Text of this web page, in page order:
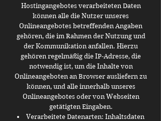
Hostingangebotes verarbeiteten Daten
können alle die Nutzer unseres
Onlineangebotes betreffenden Angaben
gehören, die im Rahmen der Nutzung und
der Kommunikation anfallen. Hierzu
gehören regelmäßig die IP-Adresse, die
notwendig ist, um die Inhalte von
Onlineangeboten an Browser ausliefern zu
können, und alle innerhalb unseres
Onlineangebotes oder von Webseiten
getätigten Eingaben.
Verarbeitete Datenarten: Inhaltsdaten